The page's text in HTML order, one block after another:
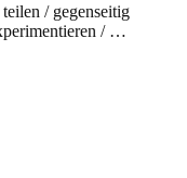
/ gegenseitig
/ …